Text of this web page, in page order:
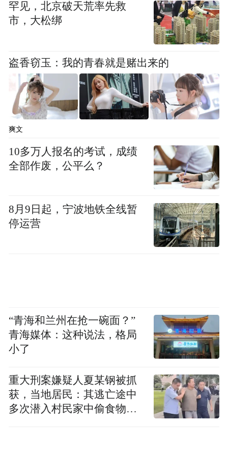
对此，发帖网友对相关部门的回复办理给予
了五星好评，并在评论区表示：“已经解决
02
抚州高新区应急管理局回复《文昌中心售楼
部路口路面坑洼》：
网友建议：文昌中心售楼部路口存在路面坑
洼问题，且与马路衔接处存在较大高低落
▲图片由网友提供
处理意见：我单位路灯市政管护人员经现场
勘查，确认该路段存在人行道板下沉问题。
罕见，北京破天荒率先救
市，大松绑
盗香窃玉：我的青春就是赌出来的
爽文
10多万人报名的考试，成绩
全部作废，公平么？
8月9日起，宁波地铁全线暂
停运营
“青海和兰州在抢一碗面？”
青海媒体：这种说法，格局
小了
重大刑案嫌疑人夏某钢被抓
获，当地居民：其逃亡途中
多次潜入村民家中偷食物被